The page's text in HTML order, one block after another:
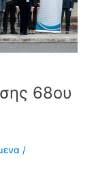
68ου
/